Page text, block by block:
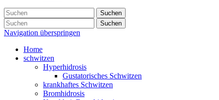
Suchen
Suchen
Navigation überspringen
Home
schwitzen
Hyperhidrosis
Gustatorisches Schwitzen
krankhaftes Schwitzen
Bromhidrosis